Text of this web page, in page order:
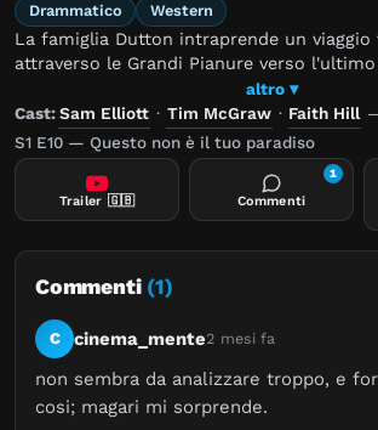
Drammatico Western
La famiglia Dutton intraprende un viaggio
attraverso le Grandi Pianure verso
dell'America selvaggia. Una cruda
dell'espansione occidentale e uno studio
famiglia che fugge dalla povertà per
migliore nella terra promessa
altro ▾
Cast:Sam Elliott · Tim McGraw · Faith Hill
S1 E10 — Questo non è il tuo paradiso
Trailer 🇬🇧 Commenti
1
Commenti (1)
C cinema_mente2 mesi fa
non sembra da analizzare troppo, e
cosi; magari mi sorprende.